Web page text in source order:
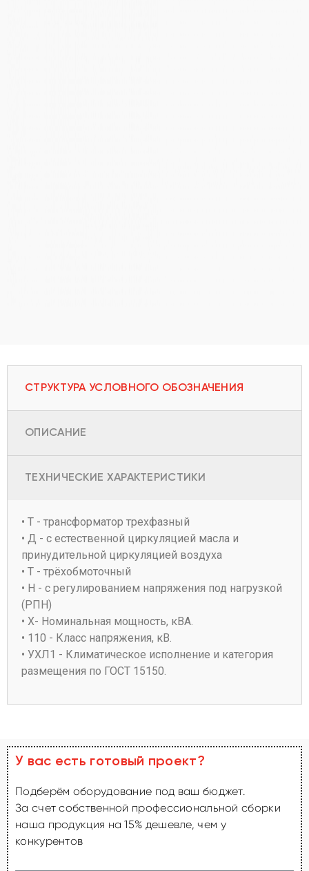
СТРУКТУРА УСЛОВНОГО ОБОЗНАЧЕНИЯ
ОПИСАНИЕ
ТЕХНИЧЕСКИЕ ХАРАКТЕРИСТИКИ
• Т - трансформатор трехфазный
• Д - с естественной циркуляцией масла и
принудительной циркуляцией воздуха
• Т - трёхобмоточный
• Н - с регулированием напряжения под нагрузкой
(РПН)
• Х- Номинальная мощность, кВА.
• 110 - Класс напряжения, кВ.
• УХЛ1 - Климатическое исполнение и категория
размещения по ГОСТ 15150.
У вас есть готовый проект?
Подберём оборудование под ваш бюджет.
За счет собственной профессиональной сборки
наша продукция на 15% дешевле, чем у
конкурентов